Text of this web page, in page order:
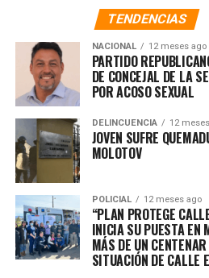
TENDENCIAS
NACIONAL 12 meses ago
PARTIDO
DE CONCEJAL DE LA
POR ACOSO SEXUAL
DELINCUENCIA 12
JOVEN SUFRE
MOLOTOV
POLICIAL 12 meses ago
“PLAN PROTEGE
INICIA SU PUESTA EN
MÁS DE UN
SITUACIÓN DE CALLE